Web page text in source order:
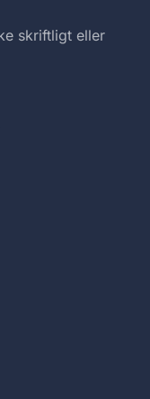
skriftligt eller